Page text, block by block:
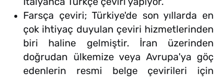
Farsça çeviri; Türkiye'de son yıllarda en
çok ihtiyaç duyulan çeviri hizmetlerinden
biri haline gelmiştir. İran üzerinden
doğrudan ülkemize veya Avrupa'ya göç
edenlerin resmi belge çevirileri için